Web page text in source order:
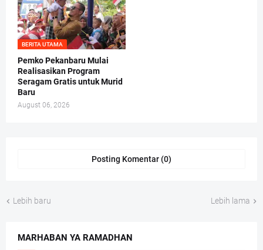
BERITA UTAMA
Pemko Pekanbaru Mulai
Realisasikan Program
Seragam Gratis untuk Murid
Baru
August 06, 2026
Posting Komentar (0)
Lebih baru Lebih lama
MARHABAN YA RAMADHAN